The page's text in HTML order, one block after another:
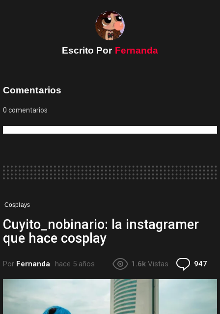
Escrito Por Fernanda
Comentarios
0 comentarios
Cosplays
Cuyito_nobinario: la instagramer
que hace cosplay
Por Fernanda hace 5 años 1.6k Vistas 947